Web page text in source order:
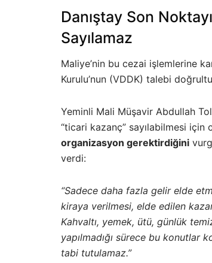
Danıştay Son
Sayılamaz
Maliye’nin bu cezai işlemlerine
Kurulu’nun (VDDK) talebi
Yeminli Mali Müşavir Abdullah
“ticari kazanç” sayılabilmesi
organizasyon gerektirdiğini
verdi:
“Sadece daha fazla gelir elde
kiraya verilmesi, elde edilen
Kahvaltı, yemek, ütü, günlük
yapılmadığı sürece bu konutlar
tabi tutulamaz.”